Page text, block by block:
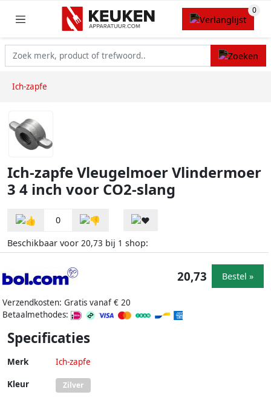
Ich-zapfe
Ich-zapfe Vleugelmoer Vlindermoer
3 4 inch voor CO2-slang
0
Beschikbaar voor 20,73 bij 1 shop:
Verzendkosten: Gratis vanaf € 20
Betaalmethodes:
20,73 Bestel »
Specificaties
Merk Ich-zapfe
Kleur Zilver